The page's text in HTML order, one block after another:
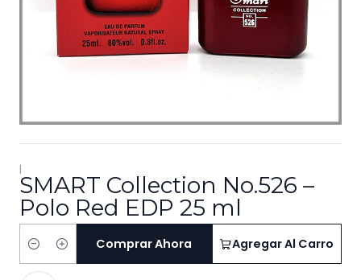
|
SMART Collection No.526 –
Polo Red EDP 25 ml
Cantidad
Agregar Al Carro
Comprar Ahora